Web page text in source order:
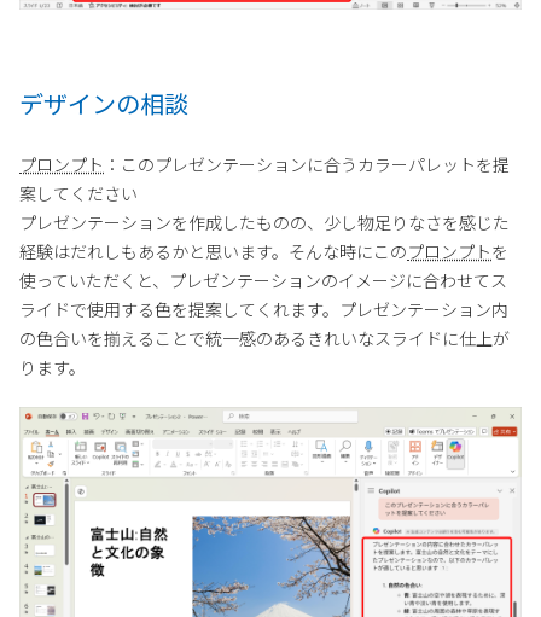
デザインの相談
プロンプト ：このプレゼンテーションに合うカラーパレットを提
案してください
プレゼンテーションを作成したものの、少し物足りなさを感じた
経験はだれしもあるかと思います。そんな時にこのプロンプトを
使っていただくと、プレゼンテーションのイメージに合わせてス
ライドで使用する色を提案してくれます。プレゼンテーション内
の色合いを揃えることで統一感のあるきれいなスライドに仕上が
ります。